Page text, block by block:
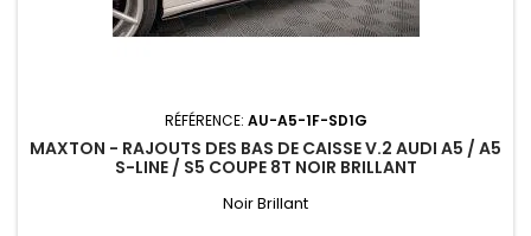
RÉFÉRENCE: AU-A5-1F-SD1G
MAXTON - RAJOUTS DES BAS DE CAISSE V.2 AUDI A5 / A5
S-LINE / S5 COUPE 8T NOIR BRILLANT
Noir Brillant